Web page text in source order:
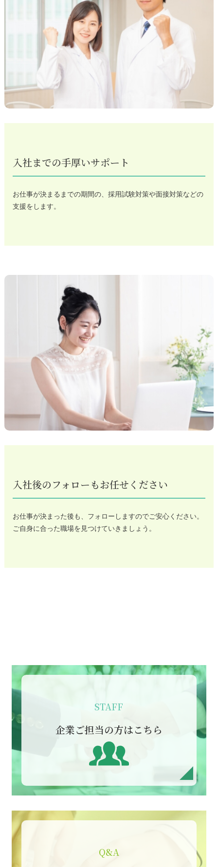
入社までの手厚いサポート
お仕事が決まるまでの期間の、採用試験対策や面接対策などの
支援をします。
入社後のフォローもお任せください
お仕事が決まった後も、フォローしますのでご安心ください。
ご自身に合った職場を見つけていきましょう。
STAFF
企業ご担当の方はこちら
Q&A